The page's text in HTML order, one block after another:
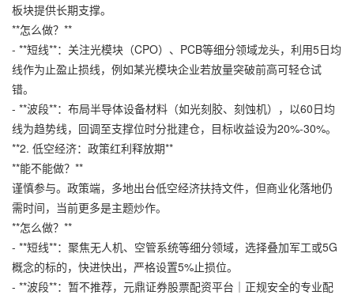
板块提供长期支撑。
**怎么做？**
- **短线**：关注光模块（CPO）、PCB等细分领域龙头，利用5日均
线作为止盈止损线，例如某光模块企业若放量突破前高可轻仓试
错。
- **波段**：布局半导体设备材料（如光刻胶、刻蚀机），以60日均
线为趋势线，回调至支撑位时分批建仓，目标收益设为20%-30%。
**2. 低空经济：政策红利释放期**
**能不能做？**
谨慎参与。政策端，多地出台低空经济扶持文件，但商业化落地仍
需时间，当前更多是主题炒作。
**怎么做？**
- **短线**：聚焦无人机、空管系统等细分领域，选择叠加军工或5G
概念的标的，快进快出，严格设置5%止损位。
- **波段**：暂不推荐， 元鼎证券股票配资平台｜正规安全的专业配